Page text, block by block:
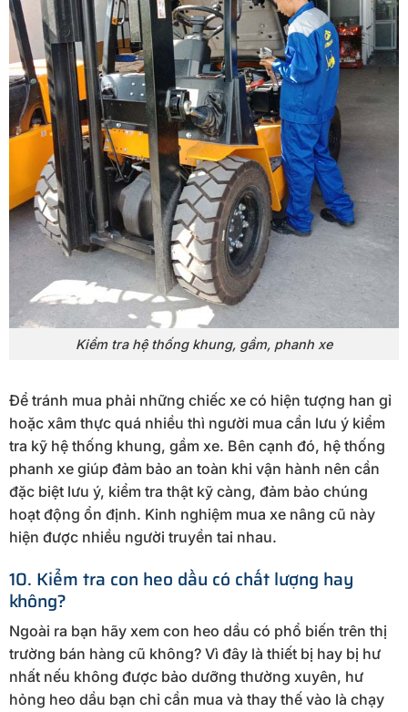
Kiểm tra hệ thống khung, gầm, phanh xe
Để tránh mua phải những chiếc xe có hiện tượng han gỉ
hoặc xâm thực quá nhiều thì người mua cần lưu ý kiểm
tra kỹ hệ thống khung, gầm xe. Bên cạnh đó, hệ thống
phanh xe giúp đảm bảo an toàn khi vận hành nên cần
đặc biệt lưu ý, kiểm tra thật kỹ càng, đảm bảo chúng
hoạt động ổn định. Kinh nghiệm mua xe nâng cũ này
hiện được nhiều người truyền tai nhau.
10. Kiểm tra con heo dầu có chất lượng hay
không?
Ngoài ra bạn hãy xem con heo dầu có phổ biến trên thị
trường bán hàng cũ không? Vì đây là thiết bị hay bị hư
nhất nếu không được bảo dưỡng thường xuyên, hư
hỏng heo dầu bạn chỉ cần mua và thay thế vào là chạy